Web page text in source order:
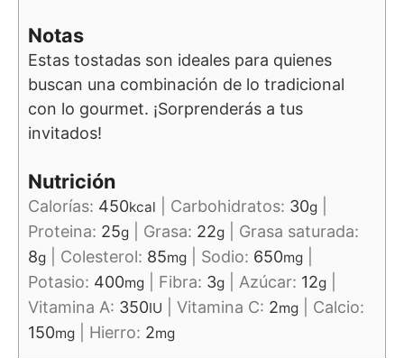
Notas
Estas tostadas son ideales para quienes
buscan una combinación de lo tradicional
con lo gourmet. ¡Sorprenderás a tus
invitados!
Nutrición
Calorías: 450kcal Carbohidratos: 30g
Proteina: 25g Grasa: 22g
Grasa saturada:
8g Colesterol: 85mg Sodio: 650mg
Potasio: 400mg Fibra: 3g Azúcar: 12g
Vitamina A: 350IU Vitamina C: 2mg
Calcio:
150mg Hierro: 2mg